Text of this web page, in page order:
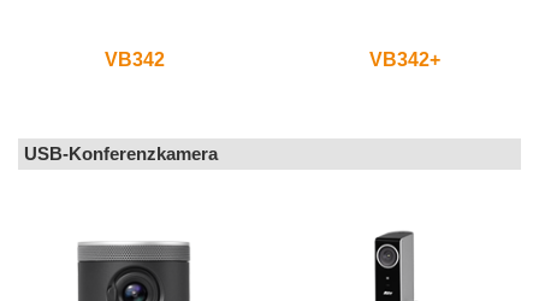
VB342 VB342+
USB-Konferenzkamera